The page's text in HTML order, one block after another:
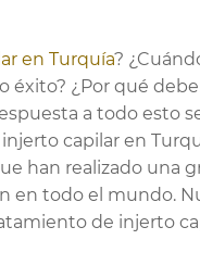
en Turquía?
¿Por qué
a todo esto
capilar en
han realizado una
en todo el mundo.
de injerto